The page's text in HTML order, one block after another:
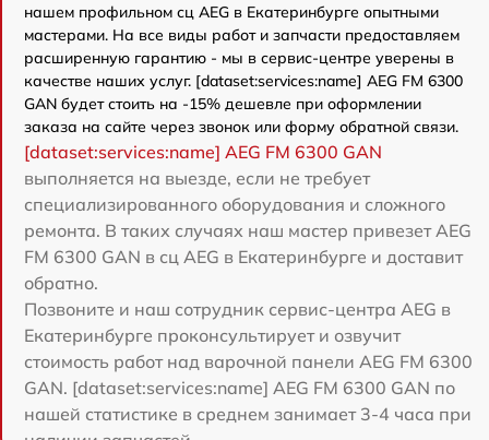
нашем профильном сц AEG в Екатеринбурге опытными
мастерами. На все виды работ и запчасти предоставляем
расширенную гарантию - мы в сервис-центре уверены в
качестве наших услуг. [dataset:services:name] AEG FM 6300
GAN будет стоить на -15% дешевле при оформлении
заказа на сайте через звонок или форму обратной связи.
[dataset:services:name] AEG FM 6300 GAN
выполняется на выезде, если не требует
специализированного оборудования и сложного
ремонта. В таких случаях наш мастер привезет AEG
FM 6300 GAN в сц AEG в Екатеринбурге и доставит
обратно.
Позвоните и наш сотрудник сервис-центра AEG в
Екатеринбурге проконсультирует и озвучит
стоимость работ над варочной панели AEG FM 6300
GAN. [dataset:services:name] AEG FM 6300 GAN по
нашей статистике в среднем занимает 3-4 часа при